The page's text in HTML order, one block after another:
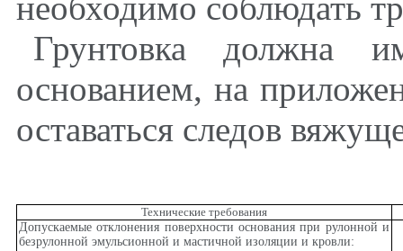
необходимо соблюдать
Грунтовка должна
основанием, на
оставаться следов
Технические требования
Допускаемые отклонения поверхности основания при рулонной и
безрулонной эмульсионной и мастичной изоляции и кровли: